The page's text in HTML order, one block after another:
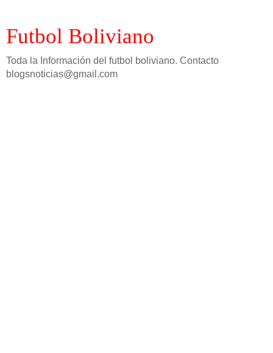
Futbol Boliviano
Toda la Información del futbol boliviano. Contacto
blogsnoticias@gmail.com